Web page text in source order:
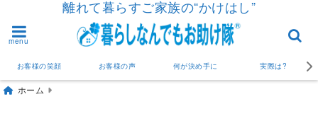
離れて暮らすご家族の“かけはし”
menu
お客様の笑顔 お客様の声 何が決め手に 実際は?
ホーム